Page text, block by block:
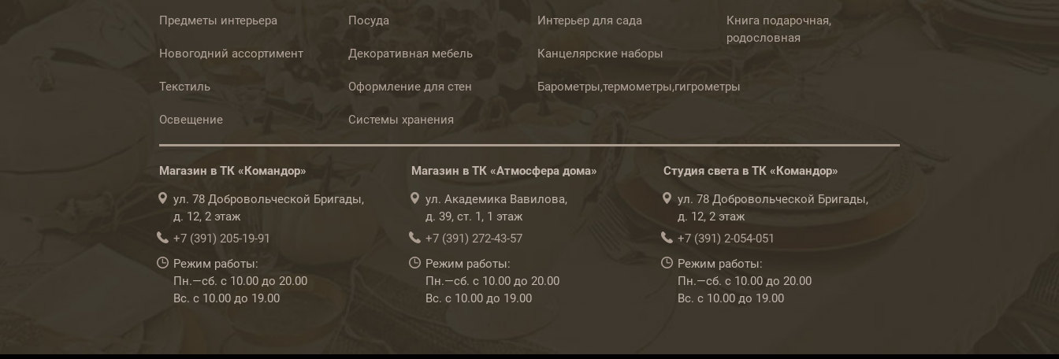
Предметы интерьера
Новогодний ассортимент
Текстиль
Освещение
Посуда
Декоративная мебель
Оформление для стен
Системы хранения
Интерьер для сада
Канцелярские наборы
Барометры,термометры,гигрометры
Книга подарочная,
родословная
Магазин в ТК «Командор»
ул. 78 Добровольческой Бригады,
д. 12, 2 этаж
+7 (391) 205-19-91
Режим работы:
Пн.—сб. с 10.00 до 20.00
Вс. с 10.00 до 19.00
Магазин в ТК «Атмосфера дома»
ул. Академика Вавилова,
д. 39, ст. 1, 1 этаж
+7 (391) 272-43-57
Режим работы:
Пн.—сб. с 10.00 до 20.00
Вс. с 10.00 до 19.00
Студия света в ТК «Командор»
ул. 78 Добровольческой Бригады,
д. 12, 2 этаж
+7 (391) 2-054-051
Режим работы:
Пн.—сб. с 10.00 до 20.00
Вс. с 10.00 до 19.00